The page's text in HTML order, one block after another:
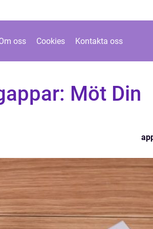
oss Cookies Kontakta oss
Möt Din